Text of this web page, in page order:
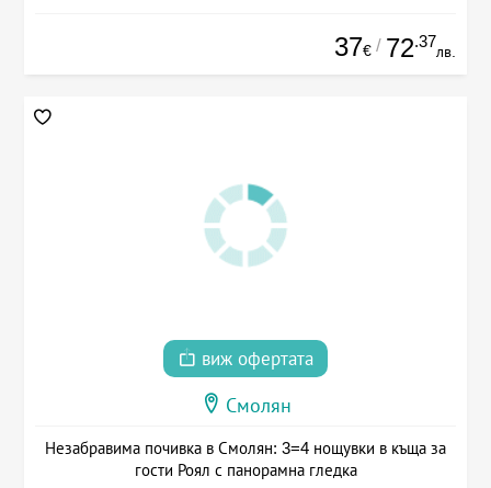
37€ / 72.37
лв.
виж офертата
Смолян
Незабравима почивка в Смолян: 3=4 нощувки в къща за
гости Роял с панорамна гледка